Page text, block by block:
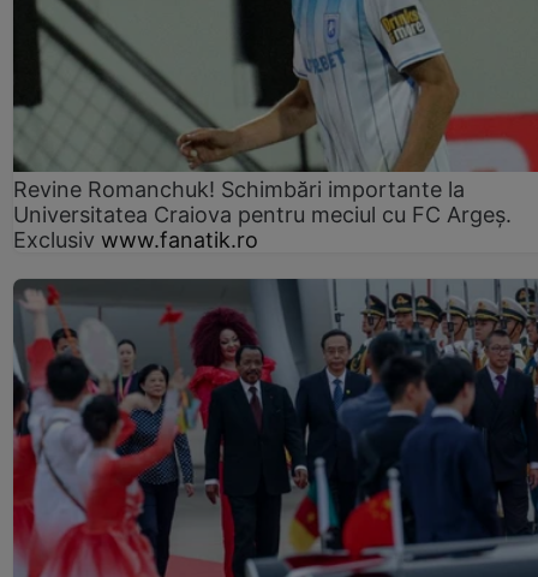
Revine Romanchuk! Schimbări importante la
Universitatea Craiova pentru meciul cu FC Argeş.
Exclusiv www.fanatik.ro